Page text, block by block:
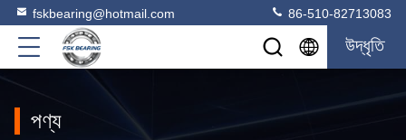
fskbearing@hotmail.com 86-510-82713083
উদ্ধৃতি
পণ্য